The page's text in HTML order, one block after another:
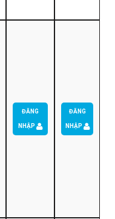
ĐĂNG
NHẬP
ĐĂNG
NHẬP